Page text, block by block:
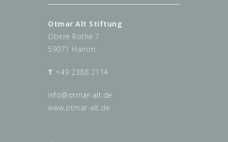
Otmar Alt Stiftung
Obere Rothe 7
59071 Hamm
T +49 2388 2114
info@otmar-alt.de
www.otmar-alt.de